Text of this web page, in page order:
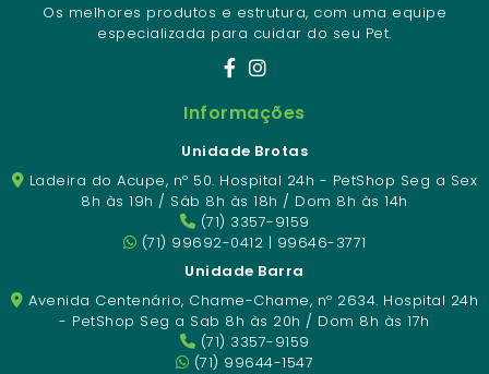
Os melhores produtos e estrutura, com uma equipe
especializada para cuidar do seu Pet.
Informações
Unidade Brotas
Ladeira do Acupe, nº 50. Hospital 24h - PetShop Seg a Sex
8h às 19h / Sáb 8h às 18h / Dom 8h às 14h
(71) 3357-9159
(71) 99692-0412 | 99646-3771
Unidade Barra
Avenida Centenário, Chame-Chame, nº 2634. Hospital 24h
- PetShop Seg a Sab 8h às 20h / Dom 8h às 17h
(71) 3357-9159
(71) 99644-1547